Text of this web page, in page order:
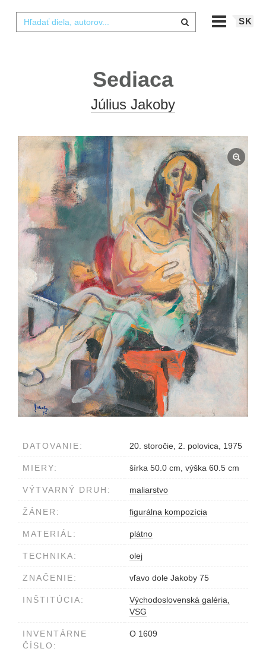
SK
Sediaca
Július Jakoby
DATOVANIE: 20. storočie, 2. polovica, 1975
MIERY: šírka 50.0 cm, výška 60.5 cm
VÝTVARNÝ DRUH: maliarstvo
ŽÁNER: figurálna kompozícia
MATERIÁL: plátno
TECHNIKA: olej
ZNAČENIE: vľavo dole Jakoby 75
INŠTITÚCIA:
Východoslovenská galéria,
VSG
INVENTÁRNE
ČÍSLO:
O 1609